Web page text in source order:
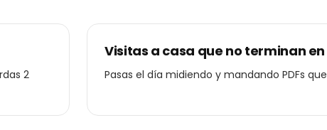
2
Visitas a casa que no terminan
Pasas el día midiendo y mandando PDFs